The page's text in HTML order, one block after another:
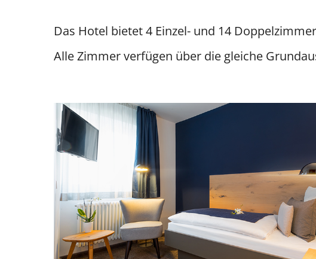
Das Hotel bietet 4 Einzel- und 14
Alle Zimmer verfügen über die gleiche